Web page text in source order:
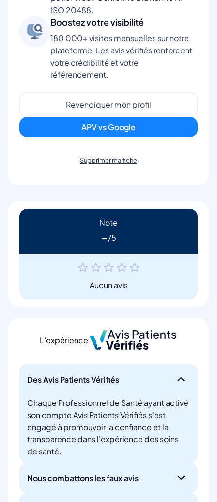
ISO 20488.
Boostez votre visibilité
180 000+ visites mensuelles sur notre
plateforme. Les avis vérifiés renforcent
votre crédibilité et votre
référencement.
Revendiquer mon profil
APV vs Google
Supprimer ma fiche
Note
-
Aucun avis
L’expérience
Des Avis Patients Vérifiés
Chaque Professionnel de Santé ayant activé
son compte Avis Patients Vérifiés s'est
engagé à promouvoir la confiance et la
transparence dans l'expérience des soins
de santé.
Nous combattons les faux avis